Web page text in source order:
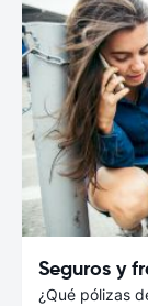
Seguros y
¿Qué pólizas